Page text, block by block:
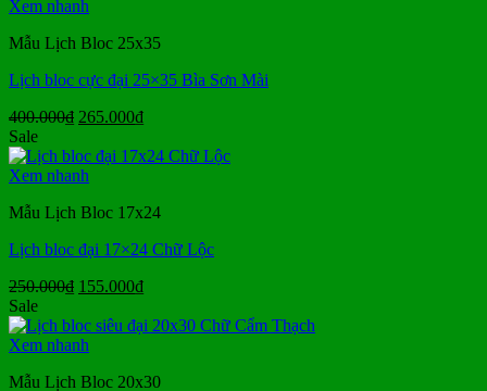
300.000₫.
Xem nhanh
Mẫu Lịch Bloc 25x35
Lịch bloc cực đại 25×35 Bìa Sơn Mài
400.000₫ Giá
là:
400.000₫.
265.000₫Giá
tại
Sale
Xem nhanh
Mẫu Lịch Bloc 17x24
Lịch bloc đại 17×24 Chữ Lộc
250.000₫ Giá
là:
250.000₫.
155.000₫Giá
tại
Sale
Xem nhanh
Mẫu Lịch Bloc 20x30